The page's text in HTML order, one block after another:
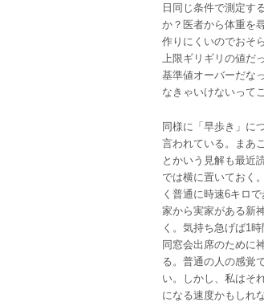
日同じ条件で測定す
か？医者から体重を
作りにくいのでおそ
上限ギリギリの値だ
基準値オーバーだな
なきゃいけないって
同様に「早歩き」に
言われている。まあ
とかいう見解も最近
では横に置いておく
く普通に時速6キロ
家から実家がある新
く。気持ち急げば1
同窓会出席のために
る。普通の人の感覚
い。しかし、私はそ
になる速度かもしれ